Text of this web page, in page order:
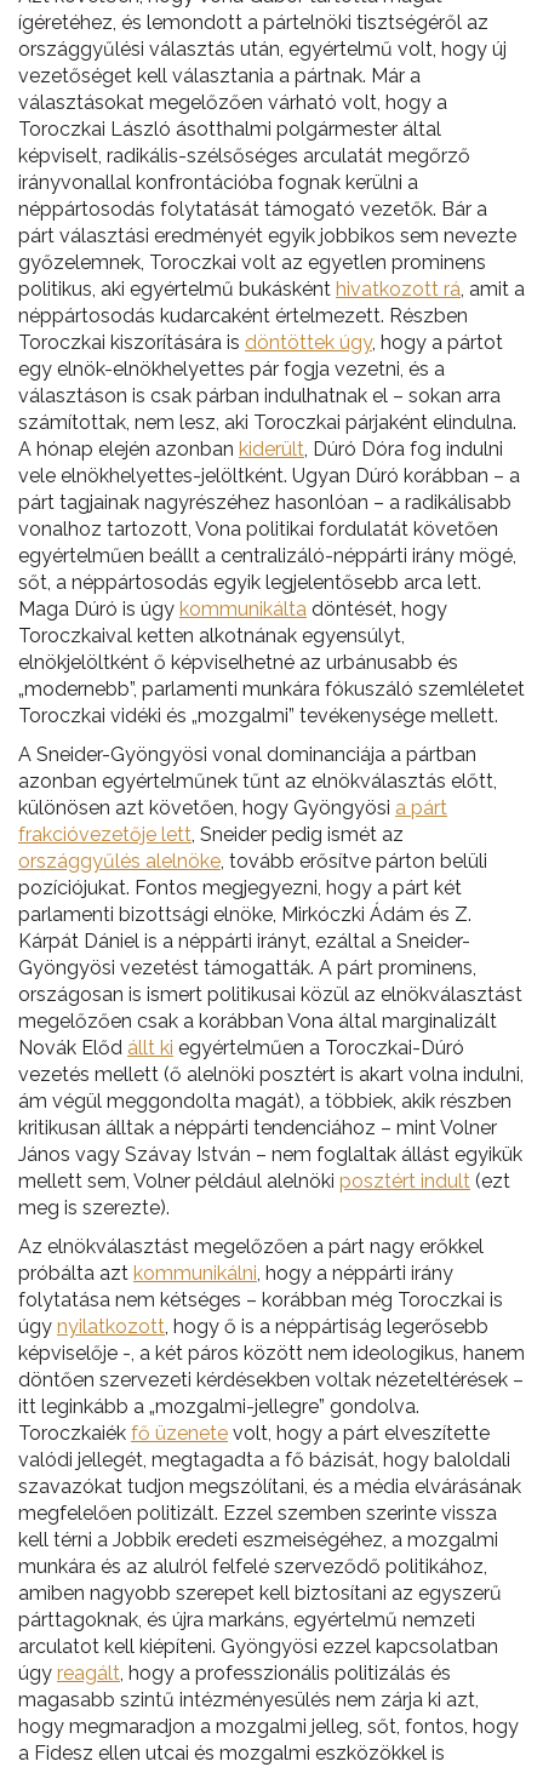
ígéretéhez, és lemondott a pártelnöki tisztségéről az
országgyűlési választás után, egyértelmű volt, hogy új
vezetőséget kell választania a pártnak. Már a
választásokat megelőzően várható volt, hogy a
Toroczkai László ásotthalmi polgármester által
képviselt, radikális-szélsőséges arculatát megőrző
irányvonallal konfrontációba fognak kerülni a
néppártosodás folytatását támogató vezetők. Bár a
párt választási eredményét egyik jobbikos sem nevezte
győzelemnek, Toroczkai volt az egyetlen prominens
politikus, aki egyértelmű bukásként hivatkozott rá, amit a
néppártosodás kudarcaként értelmezett. Részben
Toroczkai kiszorítására is döntöttek úgy, hogy a pártot
egy elnök-elnökhelyettes pár fogja vezetni, és a
választáson is csak párban indulhatnak el – sokan arra
számítottak, nem lesz, aki Toroczkai párjaként elindulna.
A hónap elején azonban kiderült, Dúró Dóra fog indulni
vele elnökhelyettes-jelöltként. Ugyan Dúró korábban – a
párt tagjainak nagyrészéhez hasonlóan – a radikálisabb
vonalhoz tartozott, Vona politikai fordulatát követően
egyértelműen beállt a centralizáló-néppárti irány mögé,
sőt, a néppártosodás egyik legjelentősebb arca lett.
Maga Dúró is úgy kommunikálta döntését, hogy
Toroczkaival ketten alkotnának egyensúlyt,
elnökjelöltként ő képviselhetné az urbánusabb és
„modernebb”, parlamenti munkára fókuszáló szemléletet
Toroczkai vidéki és „mozgalmi” tevékenysége mellett.
A Sneider-Gyöngyösi vonal dominanciája a pártban
azonban egyértelműnek tűnt az elnökválasztás előtt,
különösen azt követően, hogy Gyöngyösi a párt
frakcióvezetője lett, Sneider pedig ismét az
országgyűlés alelnöke, tovább erősítve párton belüli
pozíciójukat. Fontos megjegyezni, hogy a párt két
parlamenti bizottsági elnöke, Mirkóczki Ádám és Z.
Kárpát Dániel is a néppárti irányt, ezáltal a Sneider-
Gyöngyösi vezetést támogatták. A párt prominens,
országosan is ismert politikusai közül az elnökválasztást
megelőzően csak a korábban Vona által marginalizált
Novák Előd állt ki egyértelműen a Toroczkai-Dúró
vezetés mellett (ő alelnöki posztért is akart volna indulni,
ám végül meggondolta magát), a többiek, akik részben
kritikusan álltak a néppárti tendenciához – mint Volner
János vagy Szávay István – nem foglaltak állást egyikük
mellett sem, Volner például alelnöki posztért indult (ezt
meg is szerezte).
Az elnökválasztást megelőzően a párt nagy erőkkel
próbálta azt kommunikálni, hogy a néppárti irány
folytatása nem kétséges – korábban még Toroczkai is
úgy nyilatkozott, hogy ő is a néppártiság legerősebb
képviselője -, a két páros között nem ideologikus, hanem
döntően szervezeti kérdésekben voltak nézeteltérések –
itt leginkább a „mozgalmi-jellegre” gondolva.
Toroczkaiék fő üzenete volt, hogy a párt elveszítette
valódi jellegét, megtagadta a fő bázisát, hogy baloldali
szavazókat tudjon megszólítani, és a média elvárásának
megfelelően politizált. Ezzel szemben szerinte vissza
kell térni a Jobbik eredeti eszmeiségéhez, a mozgalmi
munkára és az alulról felfelé szerveződő politikához,
amiben nagyobb szerepet kell biztosítani az egyszerű
párttagoknak, és újra markáns, egyértelmű nemzeti
arculatot kell kiépíteni. Gyöngyösi ezzel kapcsolatban
úgy reagált, hogy a professzionális politizálás és
magasabb szintű intézményesülés nem zárja ki azt,
hogy megmaradjon a mozgalmi jelleg, sőt, fontos, hogy
a Fidesz ellen utcai és mozgalmi eszközökkel is